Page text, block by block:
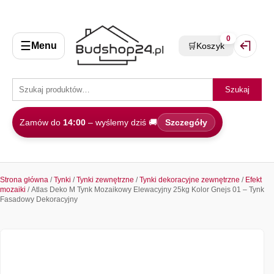
☰ Menu
Szukaj
Zamów do 14:00 – wyślemy dziś 🚚 Szczegóły
🛒Koszyk
0
Strona główna /Tynki /Tynki zewnętrzne /Tynki dekoracyjne zewnętrzne / Efekt
mozaiki / Atlas Deko M Tynk Mozaikowy Elewacyjny 25kg Kolor Gnejs 01 – Tynk
Fasadowy Dekoracyjny